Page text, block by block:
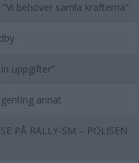
behöver samla krafterna”
uppgifter”
annat
PÅ RALLY-SM – POLISEN